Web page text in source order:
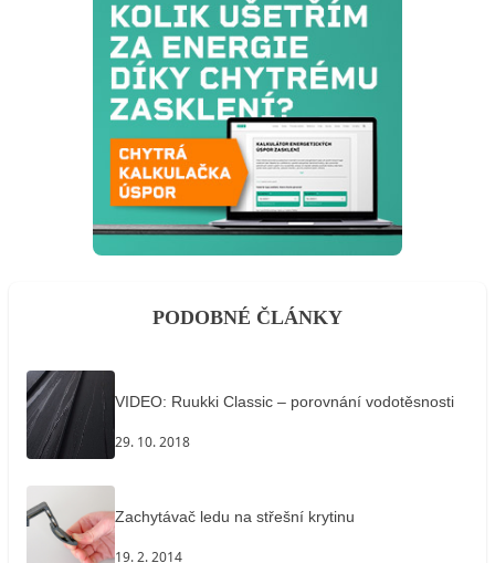
PODOBNÉ ČLÁNKY
VIDEO: Ruukki Classic – porovnání vodotěsnosti
29. 10. 2018
Zachytávač ledu na střešní krytinu
19. 2. 2014